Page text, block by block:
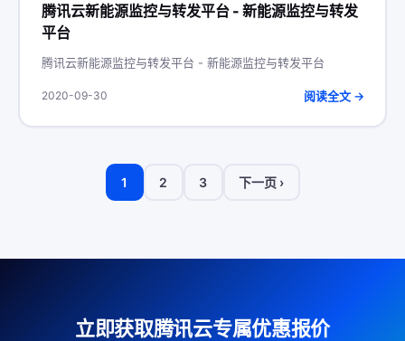
腾讯云新能源监控与转发平台 - 新能源监控与转发
平台
腾讯云新能源监控与转发平台 - 新能源监控与转发平台
2020-09-30 阅读全文 →
1 2 3 下一页 ›
立即获取腾讯云专属优惠报价